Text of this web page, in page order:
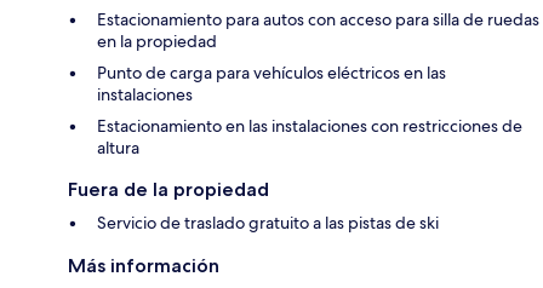
Estacionamiento para autos con acceso para silla de ruedas
en la propiedad
Punto de carga para vehículos eléctricos en las
instalaciones
Estacionamiento en las instalaciones con restricciones de
altura
Fuera de la propiedad
Servicio de traslado gratuito a las pistas de ski
Más información